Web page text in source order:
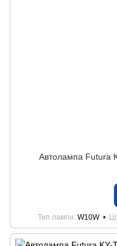
Автолампа Futura
Тип лампи W10W